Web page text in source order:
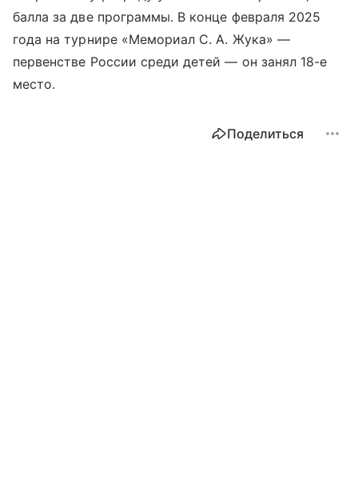
балла за две программы. В конце февраля 2025
года на турнире «Мемориал С. А. Жука» —
первенстве России среди детей — он занял 18-е
место.
Поделиться